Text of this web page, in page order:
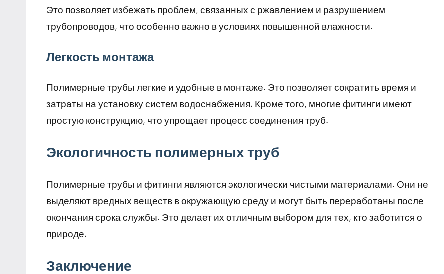
Это позволяет избежать проблем, связанных с ржавлением и разрушением
трубопроводов, что особенно важно в условиях повышенной влажности.
Легкость монтажа
Полимерные трубы легкие и удобные в монтаже. Это позволяет сократить время и
затраты на установку систем водоснабжения. Кроме того, многие фитинги имеют
простую конструкцию, что упрощает процесс соединения труб.
Экологичность полимерных труб
Полимерные трубы и фитинги являются экологически чистыми материалами. Они не
выделяют вредных веществ в окружающую среду и могут быть переработаны после
окончания срока службы. Это делает их отличным выбором для тех, кто заботится о
природе.
Заключение